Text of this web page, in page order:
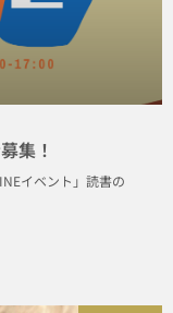
集！
イベント」読書の